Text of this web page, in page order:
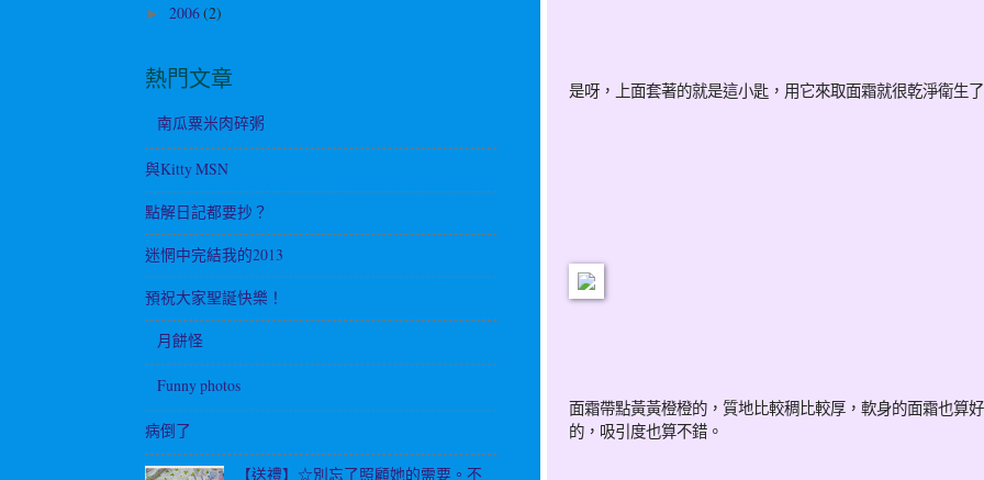
是呀，上面套著的就是這小匙，用它來取面霜就很乾淨衛生
面霜帶點黃黃橙橙的，質地比較稠比較厚，軟身的面霜也算
的，吸引度也算不錯。
► 2006(2)
熱門文章
南瓜粟米肉碎粥
與Kitty MSN
點解日記都要抄？
迷惘中完結我的2013
預祝大家聖誕快樂！
月餅怪
Funny photos
病倒了
【送禮】☆別忘了照顧她的需要。不